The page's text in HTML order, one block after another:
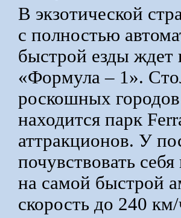
В экзотической
с полностью
быстрой езды ждет
«Формула – 1».
роскошных
находится парк
аттракционов. У
почувствовать
на самой быстрой
скорость до 240